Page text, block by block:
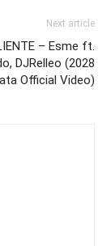
Next article
– Esme ft.
DJRelleo (2028
Official Video)